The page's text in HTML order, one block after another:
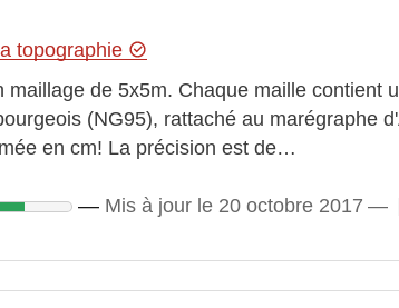
topographie
de 5x5m. Chaque maille contient
(NG95), rattaché au marégraphe
en cm! La précision est de…
Mis à jour le 20 octobre 2017